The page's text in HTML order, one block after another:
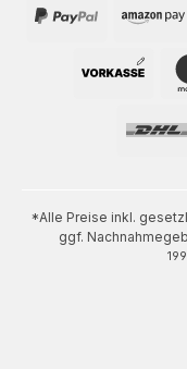
*Alle Preise inkl.
ggf.